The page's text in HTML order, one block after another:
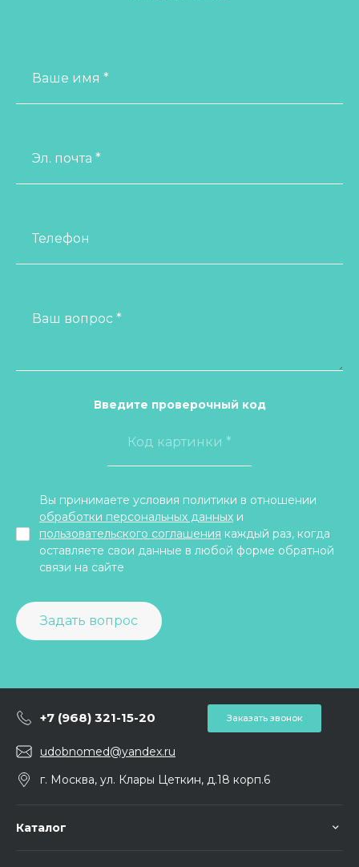
Ваше имя *
Эл. почта *
Телефон
Ваш вопрос *
Введите проверочный код
Задать вопрос
Вы принимаете условия политики в отношении
обработки персональных данных и
пользовательского соглашения каждый раз, когда
оставляете свои данные в любой форме обратной
связи на сайте
+7 (968) 321-15-20 Заказать звонок
udobnomed@yandex.ru
г. Москва, ул. Клары Цеткин, д.18 корп.6
Каталог